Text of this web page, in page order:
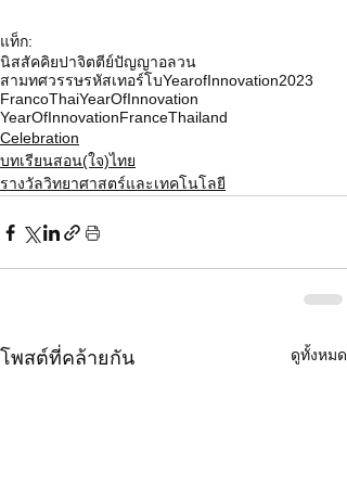
แท็ก:
นิสสัคคิยปาจิตตีย์ปัญญาอลวน
สามทศวรรษรหัสเทอร์โบYearofInnovation2023
FrancoThaiYearOfInnovation
YearOfInnovationFranceThailand
Celebration
บทเรียนสอน(ใจ)ไทย
รางวัลวิทยาศาสตร์และเทคโนโลยี
โพสต์ที่คล้ายกัน ดูทั้งหมด